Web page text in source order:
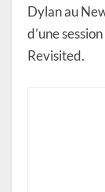
Dylan au
d’une
Revisited.